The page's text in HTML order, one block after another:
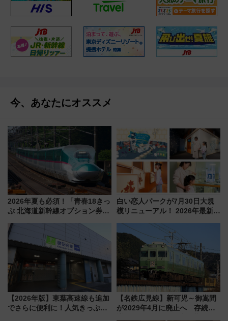
今、あなたにオススメ
2026年夏も必須！「青春18きっ
ぷ 北海道新幹線オプション券」
の罠
白い恋人パークが7月30日大規
模リニューアル！ 2026年最新の
と料金・アクセスを徹底解説
（札幌市）
【2026年版】東葉高速線も追加
でさらに便利に！人気きっぷ
【名鉄広見線】新可児～御嵩間
が2029年4月に廃止へ 存続協